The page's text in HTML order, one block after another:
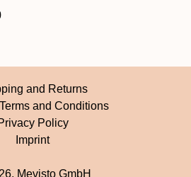
and Returns
and Conditions
Policy
Imprint
Mevisto GmbH